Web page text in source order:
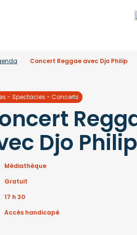
Concert Reggae avec Djo Philip
- Spectacles - Concerts
Djo Philip
Médiathèque
Gratuit
17 h 30
Accès handicapé